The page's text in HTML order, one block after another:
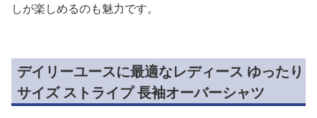
しが楽しめるのも魅力です。
デイリーユースに最適なレディース ゆったり
サイズ ストライプ 長袖オーバーシャツ